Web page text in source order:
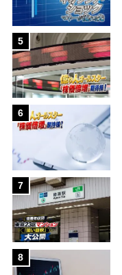
5
6
7
8